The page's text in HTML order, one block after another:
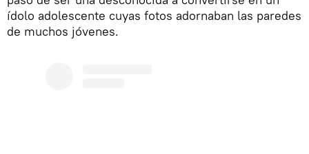
ídolo adolescente cuyas fotos adornaban las paredes
de muchos jóvenes.